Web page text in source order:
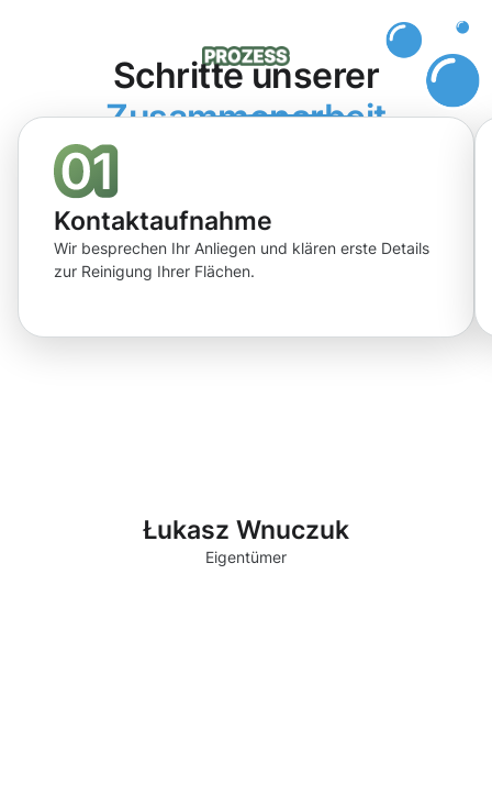
Schritte unserer
Zusammenarbeit
Kontaktaufnahme
Wir besprechen Ihr Anliegen und klären erste Details
zur Reinigung Ihrer Flächen.
Łukasz Wnuczuk
Eigentümer